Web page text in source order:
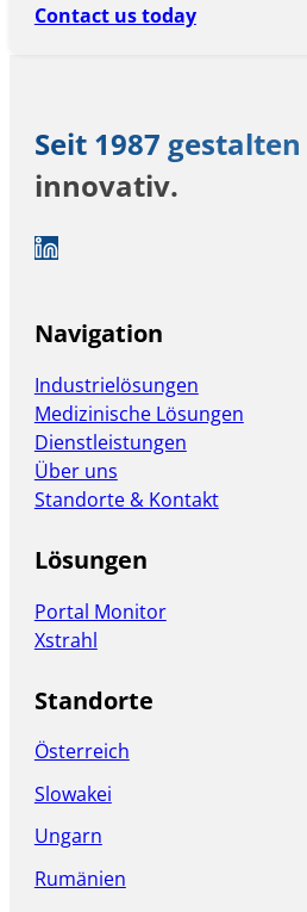
Contact us today
Seit 1987
innovativ.
Auf LinkedIn folgen
Navigation
Industrielösungen
Medizinische Lösungen
Dienstleistungen
Über uns
Standorte & Kontakt
Lösungen
Portal Monitor
Xstrahl
Standorte
Österreich
Slowakei
Ungarn
Rumänien